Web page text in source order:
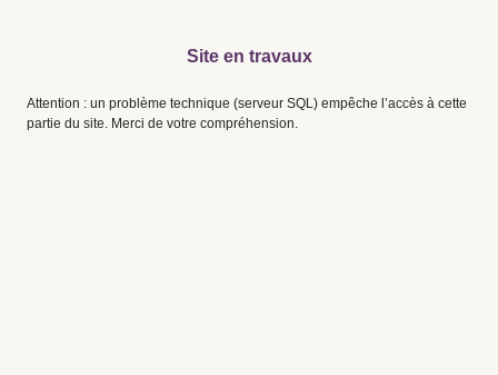
Site en travaux
Attention : un problème technique (serveur SQL) empêche l’accès à cette
partie du site. Merci de votre compréhension.